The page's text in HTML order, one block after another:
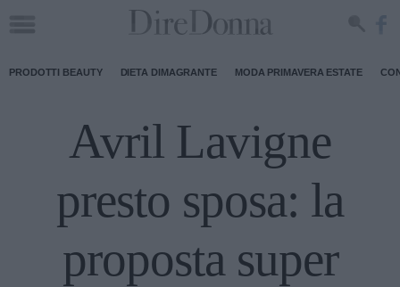
PRODOTTI BEAUTY DIETA DIMAGRANTE MODA PRIMAVERA ESTATE
Avril Lavigne
presto sposa: la
proposta super